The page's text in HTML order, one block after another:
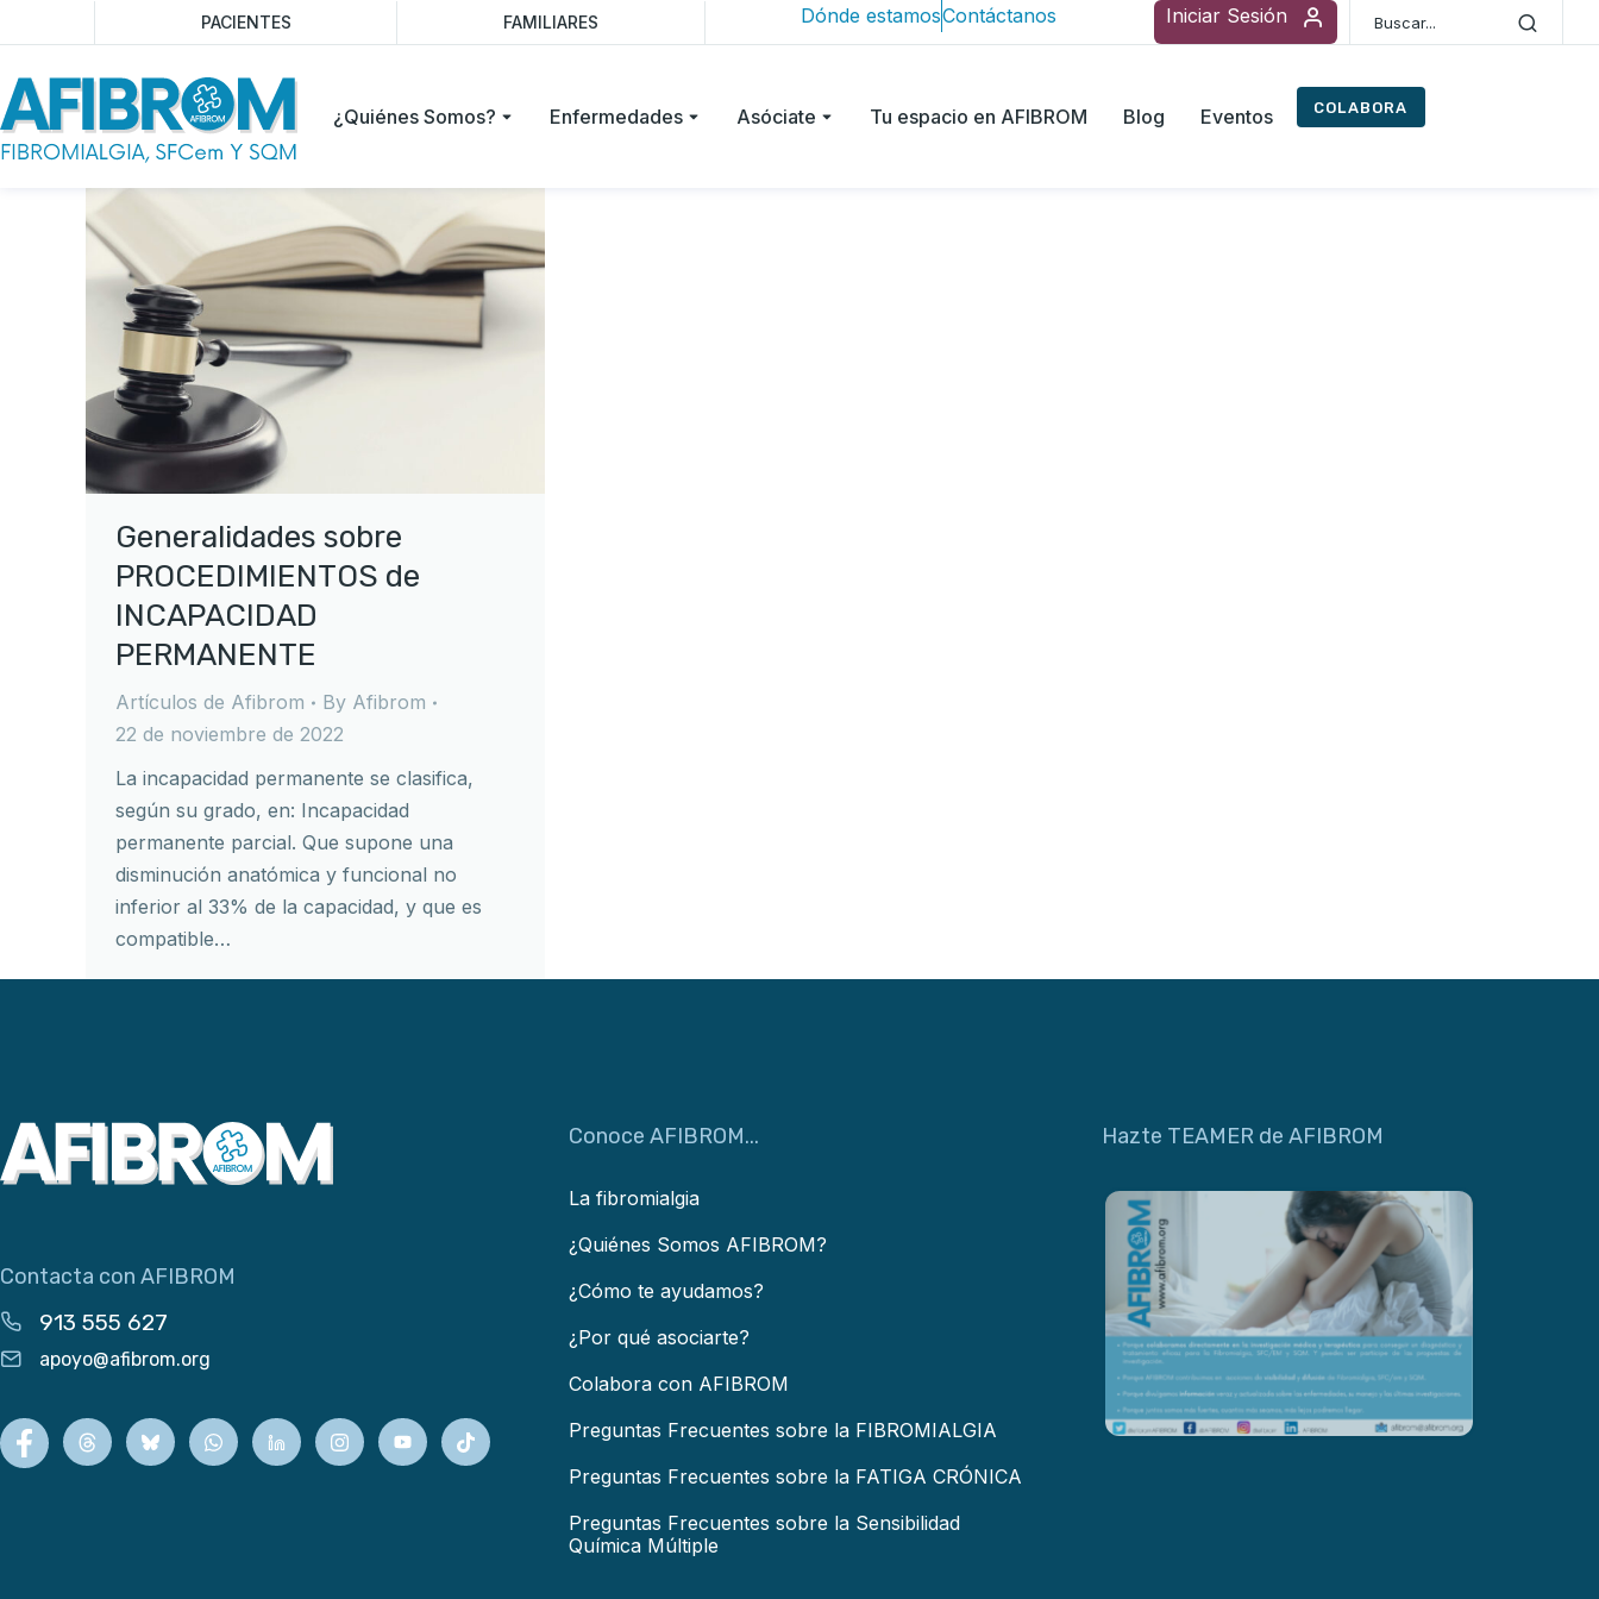
PACIENTES FAMILIARES Dónde estamosContáctanos Iniciar Sesión
¿Quiénes Somos? Enfermedades Asóciate Tu espacio en AFIBROM Blog Eventos COLABORA
Generalidades sobre
PROCEDIMIENTOS de
INCAPACIDAD
PERMANENTE
Artículos de Afibrom By Afibrom
22 de noviembre de 2022
La incapacidad permanente se clasifica,
según su grado, en: Incapacidad
permanente parcial. Que supone una
disminución anatómica y funcional no
inferior al 33% de la capacidad, y que es
compatible…
Contacta con AFIBROM
913 555 627
apoyo@afibrom.org
Conoce AFIBROM...
La fibromialgia
¿Quiénes Somos AFIBROM?
¿Cómo te ayudamos?
¿Por qué asociarte?
Colabora con AFIBROM
Preguntas Frecuentes sobre la FIBROMIALGIA
Preguntas Frecuentes sobre la FATIGA CRÓNICA
Preguntas Frecuentes sobre la Sensibilidad
Química Múltiple
Hazte TEAMER de AFIBROM